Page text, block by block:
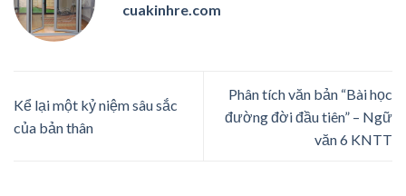
cuakinhre.com
Kể lại một kỷ niệm sâu sắc
của bản thân
Phân tích văn bản “Bài học
đường đời đầu tiên” – Ngữ
văn 6 KNTT